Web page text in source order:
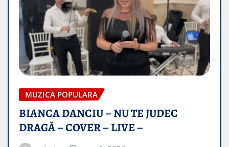
MUZICA POPULARA
BIANCA DANCIU – NU TE JUDEC
DRAGĂ – COVER – LIVE –